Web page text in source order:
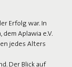
Erfolg war. In
Aplawia e.V.
jedes Alters
Der Blick auf